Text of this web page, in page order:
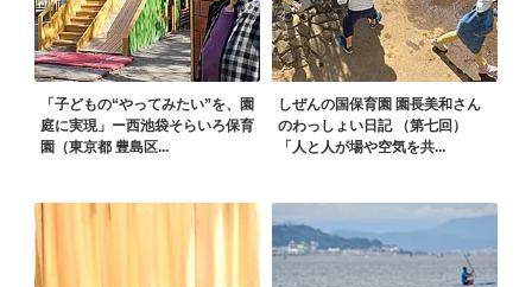
「子どもの“やってみたい”を、園
庭に実現」ー西池袋そらいろ保育
園（東京都 豊島区...
しぜんの国保育園 園長美和さん
のわっしょい日記 （第七回）
「人と人が場や空気を共...